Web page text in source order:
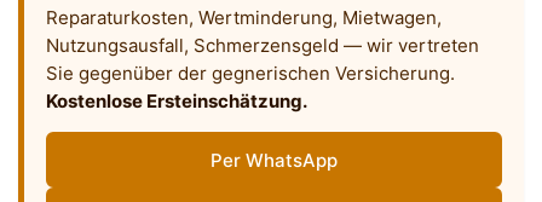
Reparaturkosten, Wertminderung, Mietwagen,
Nutzungsausfall, Schmerzensgeld — wir vertreten
Sie gegenüber der gegnerischen Versicherung.
Kostenlose Ersteinschätzung.
Per WhatsApp